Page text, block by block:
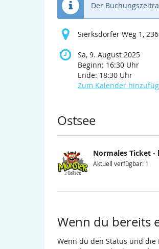
Der
Sierksdorfer Weg 1,
Sa, 9. August 2025
Beginn: 16:30 Uhr
Ende: 18:30 Uhr
Zum Kalender
Produkte
Ostsee
Normales Ticket -
Aktuell verfügbar: 1
Wenn du bereits
Wenn du den Status und